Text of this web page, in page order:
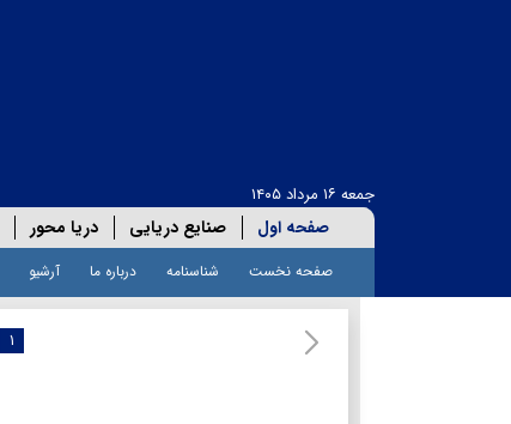
جمعه ۱۶ مرداد ۱۴۰۵
صفحه اول صنایع دریایی دریا محور
صفحه نخست شناسنامه درباره ما آرشیو
۱